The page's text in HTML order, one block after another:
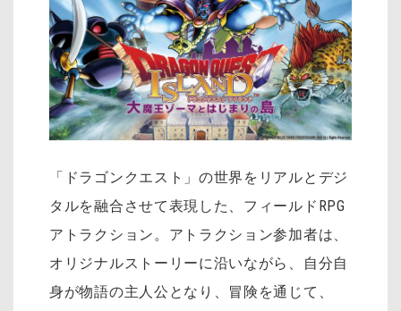
「ドラゴンクエスト」の世界をリアルとデジ
タルを融合させて表現した、フィールドRPG
アトラクション。アトラクション参加者は、
オリジナルストーリーに沿いながら、自分自
身が物語の主人公となり、冒険を通じて、